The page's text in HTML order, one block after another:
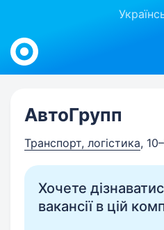
Work.ua
АвтоГрупп
Транспорт, логістика,
Хочете
вакансії в цій